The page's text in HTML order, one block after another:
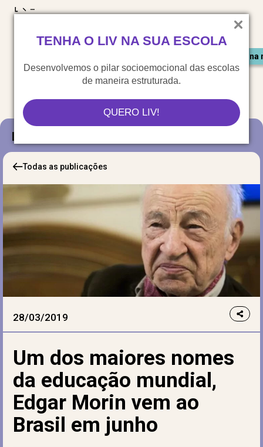
TENHA O LIV NA SUA ESCOLA
Desenvolvemos o pilar socioemocional das escolas
de maneira estruturada.
QUERO LIV!
Saiu
Blog
Todas as publicações
28/03/2019
Um dos maiores nomes
da educação mundial,
Edgar Morin vem ao
Brasil em junho